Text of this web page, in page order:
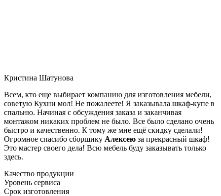
Кристина Шатунова
Всем, кто еще выбирает компанию для изготовления мебели,
советую Кухни мол! Не пожалеете! Я заказывала шкаф-купе в
спальню. Начиная с обсуждения заказа и заканчивая
монтажом никаких проблем не было. Все было сделано очень
быстро и качественно. К тому же мне ещё скидку сделали!
Огромное спасибо сборщику Алексею за прекрасный шкаф!
Это мастер своего дела! Всю мебель буду заказывать только
здесь.
Качество продукции
Уровень сервиса
Срок изготовления